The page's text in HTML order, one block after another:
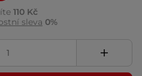
110 Kč
sleva 0%